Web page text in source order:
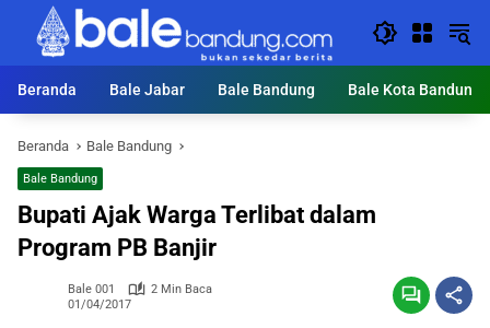
Langsung
konten
Beranda
Bale Jabar Bale Bandung Bale Kota Bandung
Beranda Bale Bandung
Bale Bandung
Bupati Ajak Warga Terlibat dalam
Program PB Banjir
Bale 001
2 Min Baca
01/04/2017